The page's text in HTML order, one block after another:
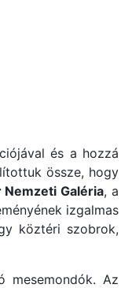
és a hozzá
össze, hogy
Nemzeti Galéria, a
izgalmas
köztéri szobrok,
Az